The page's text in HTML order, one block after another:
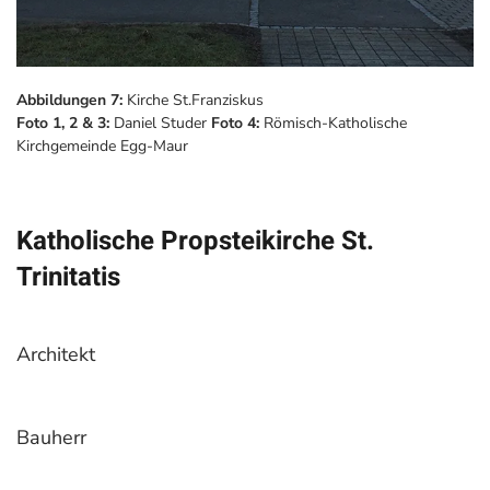
Abbildungen 7: Kirche St.Franziskus
Foto 1, 2 & 3: Daniel Studer Foto 4: Römisch-Katholische
Kirchgemeinde Egg-Maur
Katholische Propsteikirche St.
Trinitatis
Architekt
Bauherr